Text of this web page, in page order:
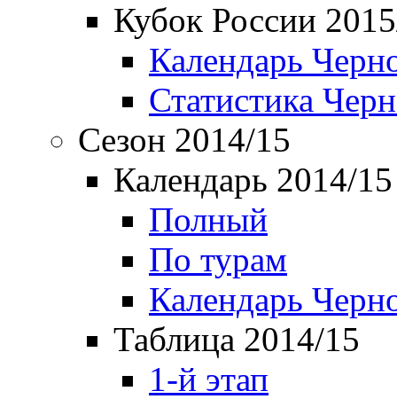
Кубок России
Календарь
Статистика
Сезон 2014/15
Календарь 2014/15
Полный
По турам
Календарь
Таблица 2014/15
1-й этап